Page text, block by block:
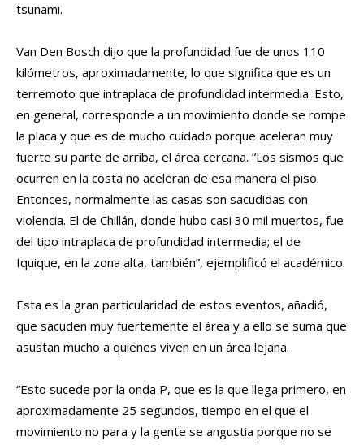
tsunami.
Van Den Bosch dijo que la profundidad fue de unos 110
kilómetros, aproximadamente, lo que significa que es un
terremoto que intraplaca de profundidad intermedia. Esto,
en general, corresponde a un movimiento donde se rompe
la placa y que es de mucho cuidado porque aceleran muy
fuerte su parte de arriba, el área cercana. “Los sismos que
ocurren en la costa no aceleran de esa manera el piso.
Entonces, normalmente las casas son sacudidas con
violencia. El de Chillán, donde hubo casi 30 mil muertos, fue
del tipo intraplaca de profundidad intermedia; el de
Iquique, en la zona alta, también”, ejemplificó el académico.
Esta es la gran particularidad de estos eventos, añadió,
que sacuden muy fuertemente el área y a ello se suma que
asustan mucho a quienes viven en un área lejana.
“Esto sucede por la onda P, que es la que llega primero, en
aproximadamente 25 segundos, tiempo en el que el
movimiento no para y la gente se angustia porque no se